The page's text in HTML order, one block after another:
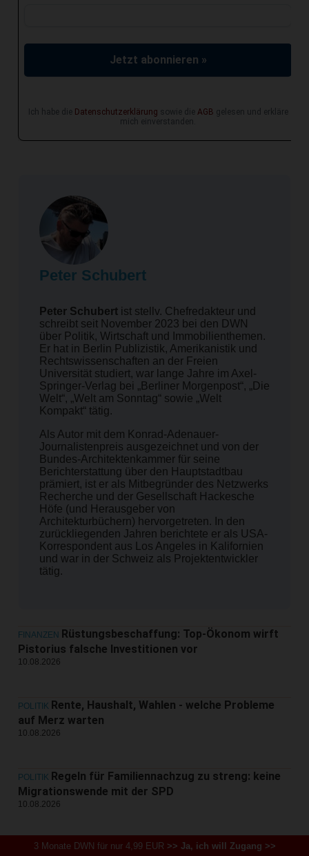
Jetzt abonnieren »
Ich habe die Datenschutzerklärung sowie die AGB gelesen und erkläre
mich einverstanden.
Peter Schubert
Peter Schubert ist stellv. Chefredakteur und
schreibt seit November 2023 bei den DWN
über Politik, Wirtschaft und Immobilienthemen.
Er hat in Berlin Publizistik, Amerikanistik und
Rechtswissenschaften an der Freien
Universität studiert, war lange Jahre im Axel-
Springer-Verlag bei „Berliner Morgenpost“, „Die
Welt“, „Welt am Sonntag“ sowie „Welt
Kompakt“ tätig.
Als Autor mit dem Konrad-Adenauer-
Journalistenpreis ausgezeichnet und von der
Bundes-Architektenkammer für seine
Berichterstattung über den Hauptstadtbau
prämiert, ist er als Mitbegründer des Netzwerks
Recherche und der Gesellschaft Hackesche
Höfe (und Herausgeber von
Architekturbüchern) hervorgetreten. In den
zurückliegenden Jahren berichtete er als USA-
Korrespondent aus Los Angeles in Kalifornien
und war in der Schweiz als Projektentwickler
tätig.
FINANZEN Rüstungsbeschaffung: Top-Ökonom wirft
Pistorius falsche Investitionen vor
10.08.2026
POLITIK Rente, Haushalt, Wahlen - welche Probleme
auf Merz warten
10.08.2026
POLITIK Regeln für Familiennachzug zu streng: keine
Migrationswende mit der SPD
10.08.2026
POLITIK Landtagswahl Sachsen-Anhalt: AfD baut
3 Monate DWN für nur 4,99 EUR >> Ja, ich will Zugang >>